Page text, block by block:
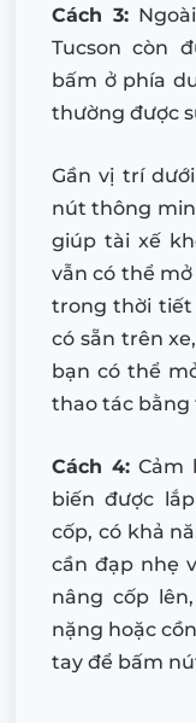
Cách 3:
Tucson còn
bấm ở phía
thường được
Gần vị trí
nút thông
giúp tài xế
vẫn có thể
trong thời tiết
có sẵn trên
bạn có thể
thao tác bằng
Cách 4: Cảm
biến được
cốp, có khả
cần đạp nhẹ
nâng cốp
nặng hoặc
tay để bấm